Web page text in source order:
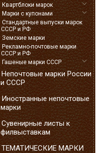
Квартблоки марок
Марки с купонами
Стандартные выпуски марок
СССР и РФ
Земские марки
Рекламно-почтовые марки
СССР и РФ
Гашеные марки СССР
Непочтовые марки России
и СССР
Иностранные непочтовые
марки
Сувенирные листы к
филвыставкам
ТЕМАТИЧЕСКИЕ МАРКИ